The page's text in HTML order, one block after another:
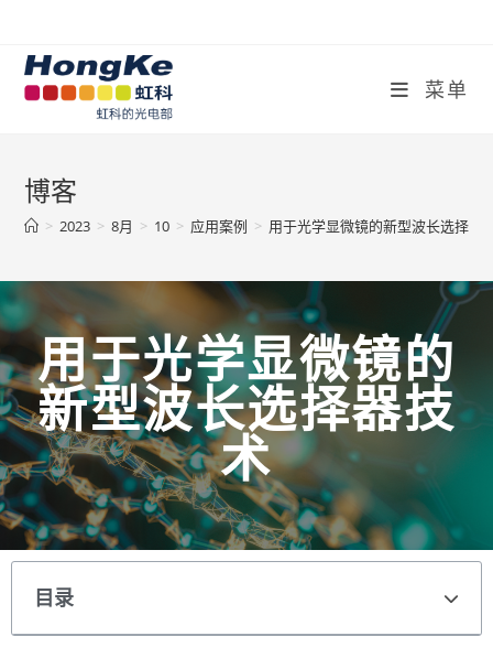
菜单
博客
> 2023 > 8月 > 10 > 应用案例 > 用于光学显微镜的新型波长选择器
用于光学显微镜的
新型波长选择器技
术
目录